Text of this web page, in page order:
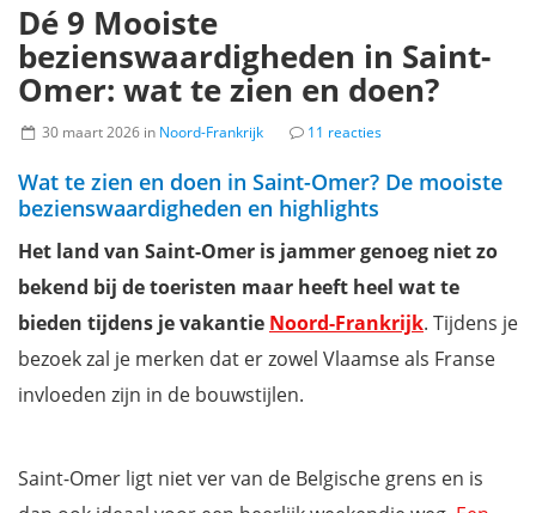
Dé 9 Mooiste
bezienswaardigheden in Saint-
Omer: wat te zien en doen?
30 maart 2026 in Noord-Frankrijk 11 reacties
Wat te zien en doen in Saint-Omer? De mooiste
bezienswaardigheden en highlights
Het land van Saint-Omer is jammer genoeg niet zo
bekend bij de toeristen maar heeft heel wat te
bieden tijdens je vakantie Noord-Frankrijk. Tijdens je
bezoek zal je merken dat er zowel Vlaamse als Franse
invloeden zijn in de bouwstijlen.
Saint-Omer ligt niet ver van de Belgische grens en is